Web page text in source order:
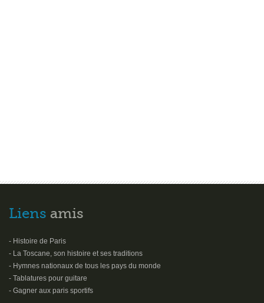
Liens amis
- Histoire de Paris
- La Toscane, son histoire et ses traditions
- Hymnes nationaux de tous les pays du monde
- Tablatures pour guitare
- Gagner aux paris sportifs